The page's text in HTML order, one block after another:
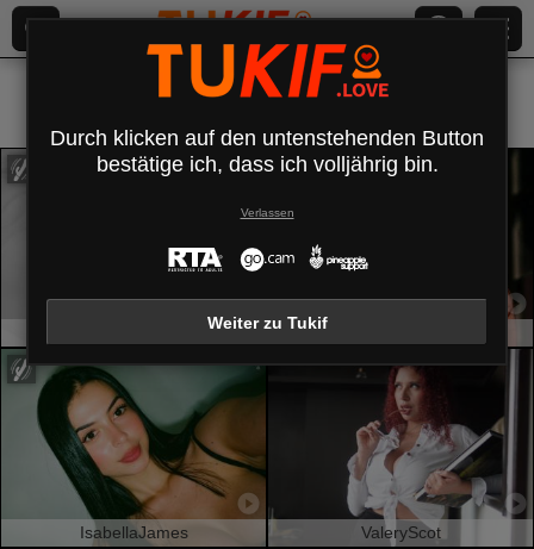
Alle ( 618 Latino ×
IsabellaJames ValeryScot
Durch klicken auf den untenstehenden Button
bestätige ich, dass ich volljährig bin.
Verlassen
Weiter zu Tukif